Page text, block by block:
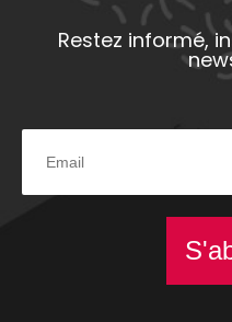
Restez informé,